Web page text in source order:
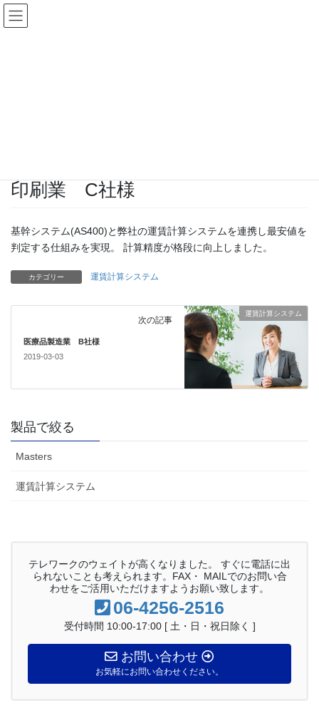
コ
ン
ナ
ビ
印刷業 C社様
基幹システム(AS400)と弊社の運賃計算システムを連携し最安値を
判定する仕組みを実現。 計算精度が格段に向上しました。
カテゴリー 運賃計算システム
運賃計算システム
次の記事
医療品製造業 B社様
2019-03-03
製品で絞る
Masters
運賃計算システム
テレワークのウェイトが高くなりました。 すぐに電話に出
られないことも考えられます。FAX・ MAILでのお問い合
わせをご活用いただけますようお願い致します。
06-4256-2516
受付時間 10:00-17:00 [ 土・日・祝日除く ]
お問い合わせ
お気軽にお問い合わせください。